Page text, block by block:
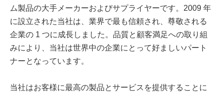
ム製品の大手メーカーおよびサプライヤーです。2009 年
に設立された当社は、業界で最も信頼され、尊敬される
企業の 1 つに成長しました。品質と顧客満足への取り組
みにより、当社は世界中の企業にとって好ましいパート
ナーとなっています。
当社はお客様に最高の製品とサービスを提供することに